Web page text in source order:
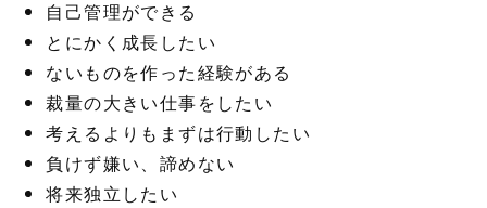
自己管理ができる
とにかく成長したい
ないものを作った経験がある
裁量の大きい仕事をしたい
考えるよりもまずは行動したい
負けず嫌い、諦めない
将来独立したい